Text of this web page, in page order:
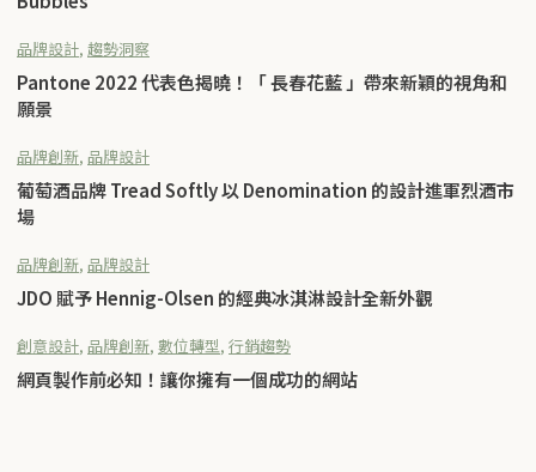
品牌設計, 趨勢洞察
Pantone 2022 代表色揭曉！「 長春花藍 」帶來新穎的視角和
願景
品牌創新, 品牌設計
葡萄酒品牌 Tread Softly 以 Denomination 的設計進軍烈酒市
場
品牌創新, 品牌設計
JDO 賦予 Hennig-Olsen 的經典冰淇淋設計全新外觀
創意設計, 品牌創新, 數位轉型, 行銷趨勢
網頁製作前必知！讓你擁有一個成功的網站